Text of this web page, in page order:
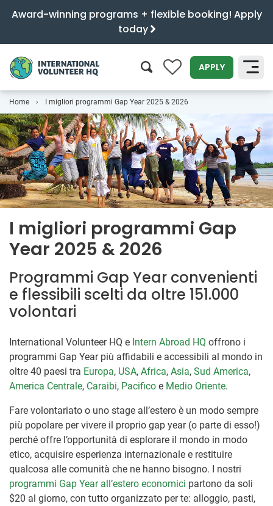
Award-winning programs + flexible booking! Apply
today
0 APPLY
Home I migliori programmi Gap Year 2025 & 2026
I migliori programmi Gap
Year 2025 & 2026
Programmi Gap Year convenienti
e flessibili scelti da oltre 151.000
volontari
International Volunteer HQ e Intern Abroad HQ offrono i
programmi Gap Year più affidabili e accessibili al mondo in
oltre 40 paesi tra Europa, USA, Africa, Asia, Sud America,
America Centrale, Caraibi, Pacifico e Medio Oriente.
Fare volontariato o uno stage all’estero è un modo sempre
più popolare per vivere il proprio gap year (o parte di esso!)
perché offre l’opportunità di esplorare il mondo in modo
etico, acquisire esperienza internazionale e restituire
qualcosa alle comunità che ne hanno bisogno. I nostri
programmi Gap Year all’estero economici partono da soli
$20 al giorno, con tutto organizzato per te: alloggio, pasti,